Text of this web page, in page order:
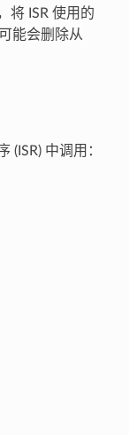
将 ISR 使用的
能会删除从
(ISR) 中调用：